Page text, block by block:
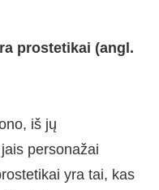
prostetikai (angl.
iš jų
personažai
yra tai, kas